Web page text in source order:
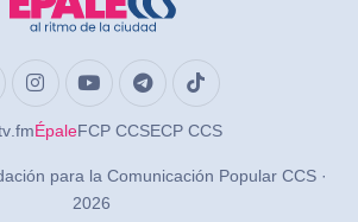
.fmÉpaleFCP CCSECP CCS
para la Comunicación Popular CCS ·
2026